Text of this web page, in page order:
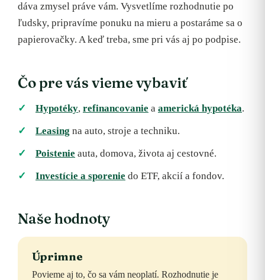
dáva zmysel práve vám. Vysvetlíme rozhodnutie po
ľudsky, pripravíme ponuku na mieru a postaráme sa o
papierovačky. A keď treba, sme pri vás aj po podpise.
Čo pre vás vieme vybaviť
Hypotéky, refinancovanie a americká hypotéka.
Leasing na auto, stroje a techniku.
Poistenie auta, domova, života aj cestovné.
Investície a sporenie do ETF, akcií a fondov.
Naše hodnoty
Úprimne
Povieme aj to, čo sa vám neoplatí. Rozhodnutie je